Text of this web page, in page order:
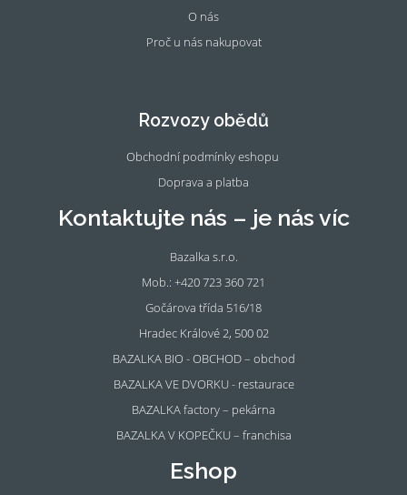
O nás
Proč u nás nakupovat
k
m
Rozvozy obědů
Obchodní podmínky eshopu
Doprava a platba
Kontaktujte nás – je nás víc
Bazalka s.r.o.
Mob.: +420 723 360 721
Gočárova třída 516/18
Hradec Králové 2, 500 02
BAZALKA BIO - OBCHOD – obchod
BAZALKA VE DVORKU - restaurace
BAZALKA factory – pekárna
BAZALKA V KOPEČKU – franchisa
Eshop